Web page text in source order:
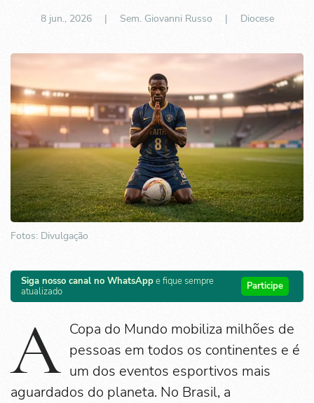
8 jun., 2026| Sem. Giovanni Russo | Diocese
Fotos: Divulgação
Siga nosso canal no WhatsAppe fique sempre
atualizado
Participe
A Copa do Mundo mobiliza milhões de
pessoas em todos os continentes e é
um dos eventos esportivos mais
aguardados do planeta. No Brasil, a